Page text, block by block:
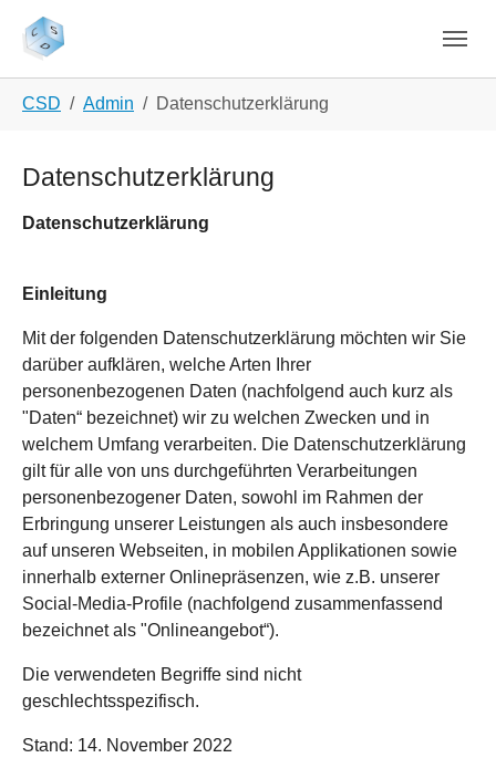
CSD Admin Datenschutzerklärung
Datenschutzerklärung
Datenschutzerklärung
Einleitung
Mit der folgenden Datenschutzerklärung möchten wir Sie
darüber aufklären, welche Arten Ihrer
personenbezogenen Daten (nachfolgend auch kurz als
"Daten“ bezeichnet) wir zu welchen Zwecken und in
welchem Umfang verarbeiten. Die Datenschutzerklärung
gilt für alle von uns durchgeführten Verarbeitungen
personenbezogener Daten, sowohl im Rahmen der
Erbringung unserer Leistungen als auch insbesondere
auf unseren Webseiten, in mobilen Applikationen sowie
innerhalb externer Onlinepräsenzen, wie z.B. unserer
Social-Media-Profile (nachfolgend zusammenfassend
bezeichnet als "Onlineangebot“).
Die verwendeten Begriffe sind nicht
geschlechtsspezifisch.
Stand: 14. November 2022